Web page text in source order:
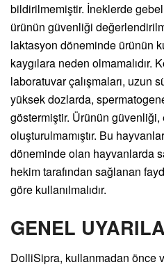
bildirilmemiştir. İneklerde
ürünün güvenliği
laktasyon döneminde ürünün
kaygılara neden olmamalıdır.
laboratuvar çalışmaları, uzun
yüksek dozlarda,
göstermiştir. Ürünün güvenliği,
oluşturulmamıştır. Bu
döneminde olan hayvanlarda
hekim tarafından sağlanan
göre kullanılmalıdır.
GENEL
DolliSipra, kullanmadan önce